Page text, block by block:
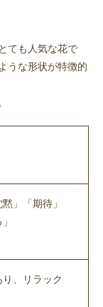
ても人気な花で
うな形状が特徴的
」「期待」
、リラック